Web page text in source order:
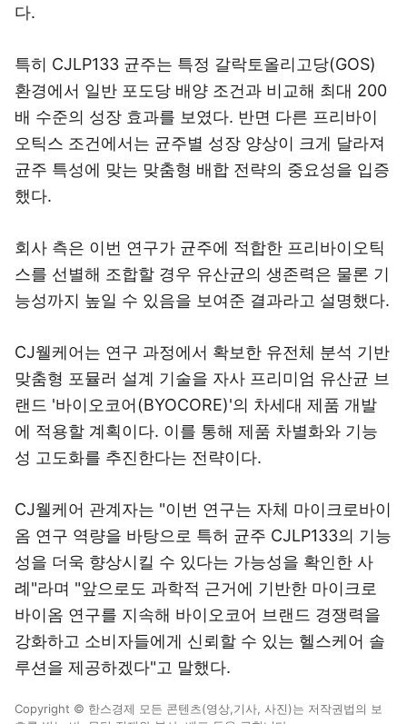
다.
특히 CJLP133 균주는 특정 갈락토올리고당(GOS)
환경에서 일반 포도당 배양 조건과 비교해 최대 200
배 수준의 성장 효과를 보였다. 반면 다른 프리바이
오틱스 조건에서는 균주별 성장 양상이 크게 달라져
균주 특성에 맞는 맞춤형 배합 전략의 중요성을 입증
했다.
회사 측은 이번 연구가 균주에 적합한 프리바이오틱
스를 선별해 조합할 경우 유산균의 생존력은 물론 기
능성까지 높일 수 있음을 보여준 결과라고 설명했다.
CJ웰케어는 연구 과정에서 확보한 유전체 분석 기반
맞춤형 포뮬러 설계 기술을 자사 프리미엄 유산균 브
랜드 '바이오코어(BYOCORE)'의 차세대 제품 개발
에 적용할 계획이다. 이를 통해 제품 차별화와 기능
성 고도화를 추진한다는 전략이다.
CJ웰케어 관계자는 "이번 연구는 자체 마이크로바이
옴 연구 역량을 바탕으로 특허 균주 CJLP133의 기능
성을 더욱 향상시킬 수 있다는 가능성을 확인한 사
례"라며 "앞으로도 과학적 근거에 기반한 마이크로
바이옴 연구를 지속해 바이오코어 브랜드 경쟁력을
강화하고 소비자들에게 신뢰할 수 있는 헬스케어 솔
루션을 제공하겠다"고 말했다.
Copyright © 한스경제 모든 콘텐츠(영상,기사, 사진)는 저작권법의 보